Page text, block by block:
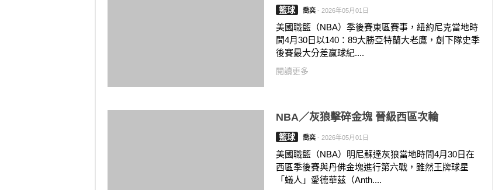
籃球 喬奕 - 2026年05月01日
美國職籃（NBA）季後賽東區賽事，紐約尼克當地時
間4月30日以140：89大勝亞特蘭大老鷹，創下隊史季
後賽最大分差贏球紀....
閱讀更多
NBA／灰狼擊碎金塊 晉級西區次輪
籃球 喬奕 - 2026年05月01日
美國職籃（NBA）明尼蘇達灰狼當地時間4月30日在
西區季後賽與丹佛金塊進行第六戰，雖然王牌球星
「蟻人」愛德華茲（Anth....